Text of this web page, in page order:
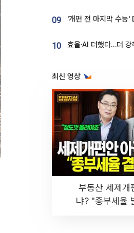
09
10
최신 영상
부동산 세제개
냐? "종부세율